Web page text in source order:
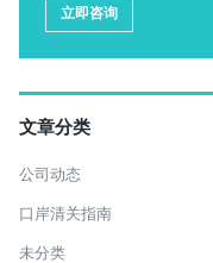
立即咨询
文章分类
公司动态
口岸清关指南
未分类